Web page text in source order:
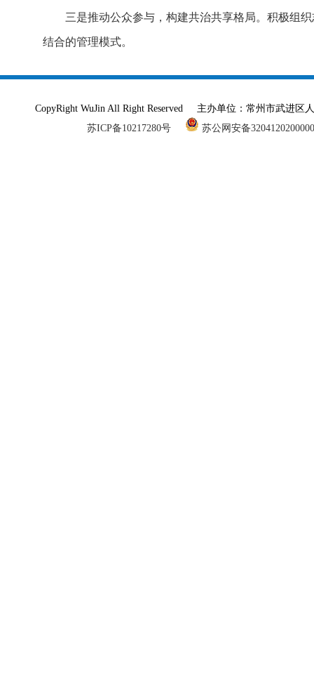
三是推动公众参与，构建共治共享格局。积极组
结合的管理模式。
CopyRight WuJin All Right Reserved 主办单位：常州市武进
苏ICP备10217280号
苏公网安备